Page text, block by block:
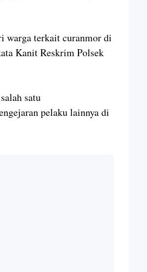
warga terkait curanmor di
Kanit Reskrim Polsek
satu
pelaku lainnya di